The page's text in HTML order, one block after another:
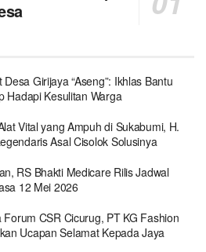
Girijaya “Aseng”: Ikhlas Bantu
Hadapi Kesulitan Warga
Vital yang Ampuh di Sukabumi, H.
Asal Cisolok Solusinya
RS Bhakti Medicare Rilis Jadwal
12 Mei 2026
Forum CSR Cicurug, PT KG Fashion
Ucapan Selamat Kepada Jaya